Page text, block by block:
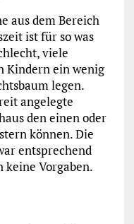
aus dem Bereich
ist für so was
viele
Kindern ein wenig
legen.
angelegte
den einen oder
können. Die
entsprechend
keine Vorgaben.